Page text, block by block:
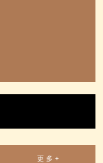
更 多 +